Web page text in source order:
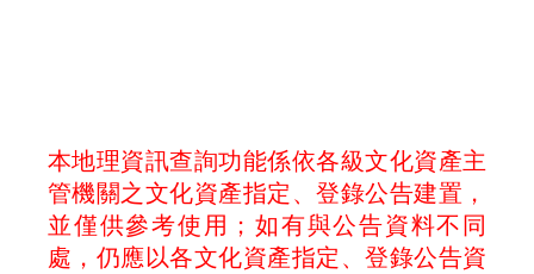
本地理資訊查詢功能係依各級文化資產主
管機關之文化資產指定、登錄公告建置，
並僅供參考使用；如有與公告資料不同
處，仍應以各文化資產指定、登錄公告資